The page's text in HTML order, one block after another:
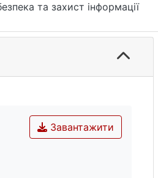
та захист інформації
Завантажити